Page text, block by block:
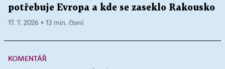
potřebuje Evropa a kde se zaseklo Rakousko
17. 7. 2026 ▪ 13 min. čtení
KOMENTÁŘ